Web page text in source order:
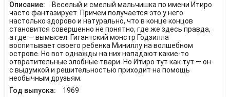
Описание:
Веселый и смелый мальчишка по имени Итиро
часто фантазирует. Причем получается это у него
настолько здорово и натурально, что в конце концов
становится совершенно не понятно, где же здесь правда,
а где — вымысел. Гигантский монстр Годзилла
воспитывает своего ребенка Миниллу на волшебном
острове. Но вот однажды на них нападают какие-то
отвратительные злобные твари. Но Итиро тут как тут — он
с выдумкой и решительностью приходит на помощь
необычным друзьям.
Год выпуска:
1969